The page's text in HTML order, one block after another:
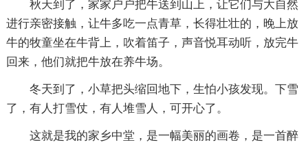
秋天到了，家家户户把牛送到山上，让它们与大自然
进行亲密接触，让牛多吃一点青草，长得壮壮的，晚上放
牛的牧童坐在牛背上，吹着笛子，声音悦耳动听，放完牛
回来，他们就把牛放在养牛场。
冬天到了，小草把头缩回地下，生怕小孩发现。下雪
了，有人打雪仗，有人堆雪人，可开心了。
这就是我的家乡中堂，是一幅美丽的画卷，是一首醉